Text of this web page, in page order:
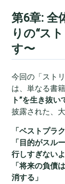
第6章: 全
りの“ス
す〜
今回の「スト
は、単なる書
ト”を生き抜
披露された、
「ベストプラ
「目的がスル
行しすぎない
「将来の負債
消する」